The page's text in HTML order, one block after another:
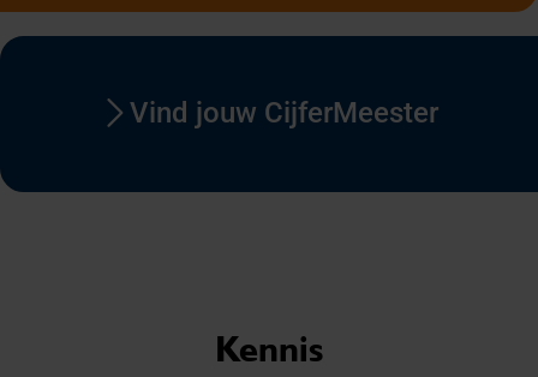
Vind jouw CijferMeester
Kennis